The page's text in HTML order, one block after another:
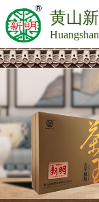
黄山